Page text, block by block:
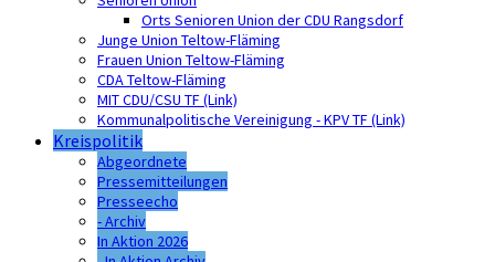
Orts Senioren Union der CDU Rangsdorf
Junge Union Teltow-Fläming
Frauen Union Teltow-Fläming
CDA Teltow-Fläming
MIT CDU/CSU TF (Link)
Kommunalpolitische Vereinigung - KPV TF (Link)
Kreispolitik
Abgeordnete
Pressemitteilungen
Presseecho
- Archiv
In Aktion 2026